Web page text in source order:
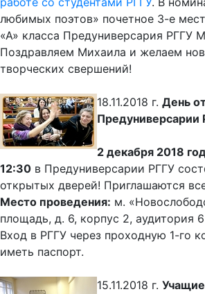
любимых поэтов» почетное 3-е
«А» класса Предуниверсария РГГУ
Поздравляем Михаила и желаем
творческих свершений!
18.11.2018 г. День
Предуниверсарии
2 декабря 2018
12:30 в Предуниверсарии РГГУ
открытых дверей! Приглашаются
Место проведения: м.
площадь, д. 6, корпус 2, аудитория
Вход в РГГУ через проходную 1-го
иметь паспорт.
15.11.2018 г.